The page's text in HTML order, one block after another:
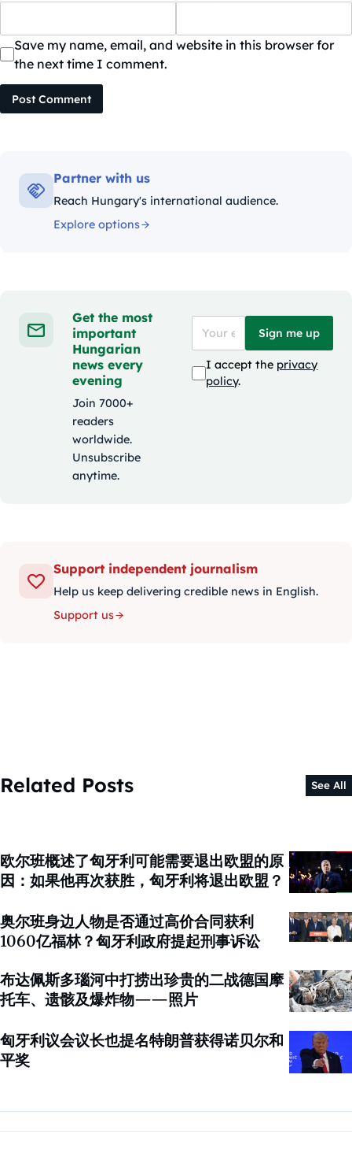
Save my name, email, and website in this browser for
the next time I comment.
Post Comment
Partner with us
Reach Hungary's international audience.
Explore options
Get the most
important
Hungarian
news every
evening
Join 7000+
readers
worldwide.
Unsubscribe
anytime.
Sign me up
I accept the privacy
policy.
Support independent journalism
Help us keep delivering credible news in English.
Support us
Related Posts See All
欧尔班概述了匈牙利可能需要退出欧盟的原
因：如果他再次获胜，匈牙利将退出欧盟？
奥尔班身边人物是否通过高价合同获利
1060亿福林？匈牙利政府提起刑事诉讼
布达佩斯多瑙河中打捞出珍贵的二战德国摩
托车、遗骸及爆炸物——照片
匈牙利议会议长也提名特朗普获得诺贝尔和
平奖